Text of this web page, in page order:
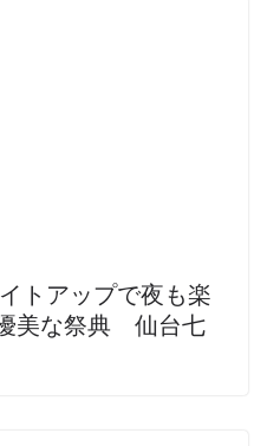
トアップで夜も楽
美な祭典 仙台七